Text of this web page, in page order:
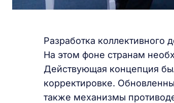
Разработка коллективного
На этом фоне странам
Действующая концепция
корректировке.
также механизмы